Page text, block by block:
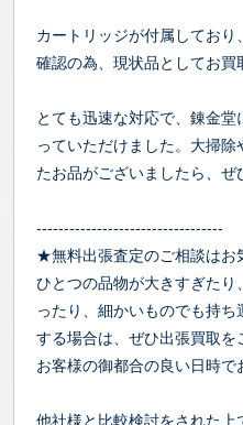
カートリッジが付属してお
確認の為、現状品としてお買
とても迅速な対応で、錬金
っていただけました。大掃
たお品がございましたら、ぜ
----------------------------------
★無料出張査定のご相談はお
ひとつの品物が大きすぎた
ったり、細かいものでも持
する場合は、ぜひ出張買取
お客様の御都合の良い日時で
他社様と比較検討をされた